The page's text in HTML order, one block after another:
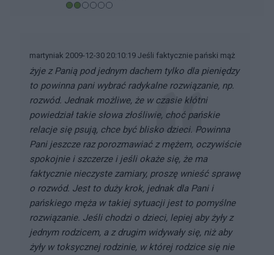
martyniak 2009-12-30 20:10:19 Jeśli faktycznie pański mąż
żyje z Panią pod jednym dachem tylko dla pieniędzy
to powinna pani wybrać radykalne rozwiązanie, np.
rozwód. Jednak możliwe, że w czasie kłótni
powiedział takie słowa złośliwie, choć pańskie
relacje się psują, chce być blisko dzieci. Powinna
Pani jeszcze raz porozmawiać z mężem, oczywiście
spokojnie i szczerze i jeśli okaże się, że ma
faktycznie nieczyste zamiary, proszę wnieść sprawę
o rozwód. Jest to duży krok, jednak dla Pani i
pańskiego męża w takiej sytuacji jest to pomyślne
rozwiązanie. Jeśli chodzi o dzieci, lepiej aby żyły z
jednym rodzicem, a z drugim widywały się, niż aby
żyły w toksycznej rodzinie, w której rodzice się nie